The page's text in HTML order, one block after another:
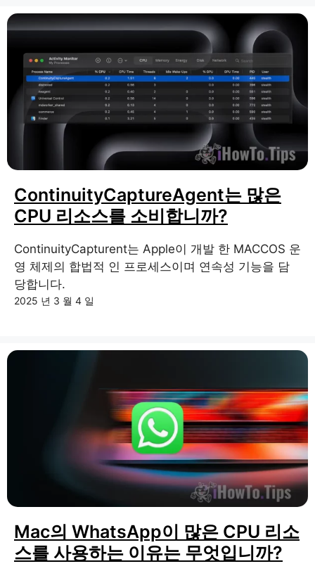
ContinuityCaptureAgent는 많은
CPU 리소스를 소비합니까?
ContinuityCapturent는 Apple이 개발 한 MACCOS 운
영 체제의 합법적 인 프로세스이며 연속성 기능을 담
당합니다.
2025 년 3 월 4 일
Mac의 WhatsApp이 많은 CPU 리소
스를 사용하는 이유는 무엇입니까?